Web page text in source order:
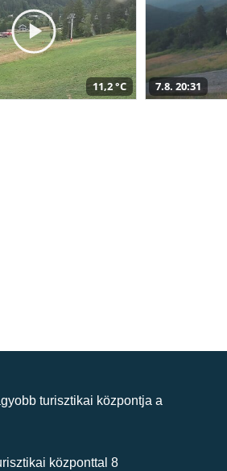
11,2 °C 7.8. 20:31
turisztikai központja a
központtal 8